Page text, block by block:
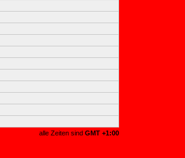
alle Zeiten sind GMT +1:00